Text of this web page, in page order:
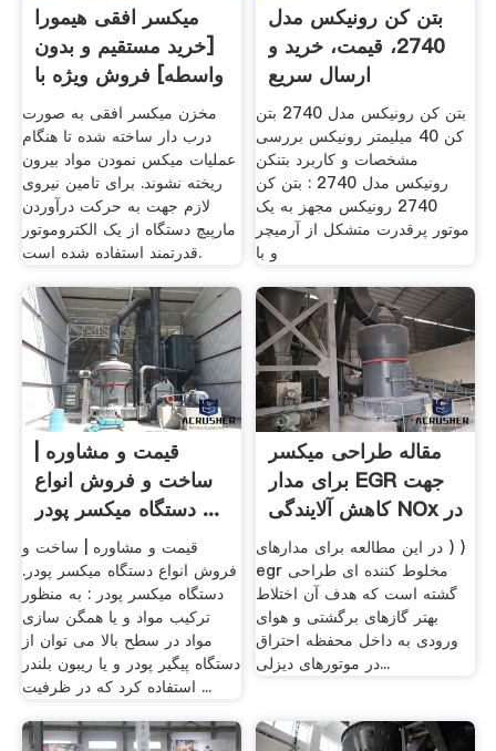
میکسر افقی هیمورا
[خرید مستقیم و بدون
واسطه] فروش ویژه با
مخزن میکسر افقی به صورت
درب دار ساخته شده تا هنگام
عملیات میکس نمودن مواد بیرون
ریخته نشوند. برای تامین نیروی
لازم جهت به حرکت درآوردن
مارپیچ دستگاه از یک الکتروموتور
قدرتمند استفاده شده است.
بتن کن رونیکس مدل
2740، قیمت، خرید و
ارسال سریع
بتن کن رونیکس مدل 2740 بتن
کن 40 میلیمتر رونیکس بررسی
مشخصات و کاربرد بتنکن
رونیکس مدل 2740 : بتن کن
2740 رونیکس مجهز به یک
موتور پرقدرت متشکل از آرمیچر
و با
قیمت و مشاوره |
ساخت و فروش انواع
دستگاه میکسر پودر ...
قیمت و مشاوره | ساخت و
فروش انواع دستگاه میکسر پودر.
دستگاه میکسر پودر : به منظور
ترکیب مواد و یا همگن سازی
مواد در سطح بالا می توان از
دستگاه پیگیر پودر و یا ریبون بلندر
استفاده کرد که در ظرفیت ...
مقاله طراحی میکسر
برای مدار EGR جهت
کاهش آلایندگی NOx در
...
در این مطالعه برای مدارهای ) )
egr مخلوط کننده ای طراحی
گشته است که هدف آن اختلاط
بهتر گازهای برگشتی و هوای
ورودی به داخل محفظه احتراق
در موتورهای دیزلی...